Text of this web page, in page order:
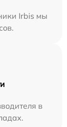
Irbis мы
в